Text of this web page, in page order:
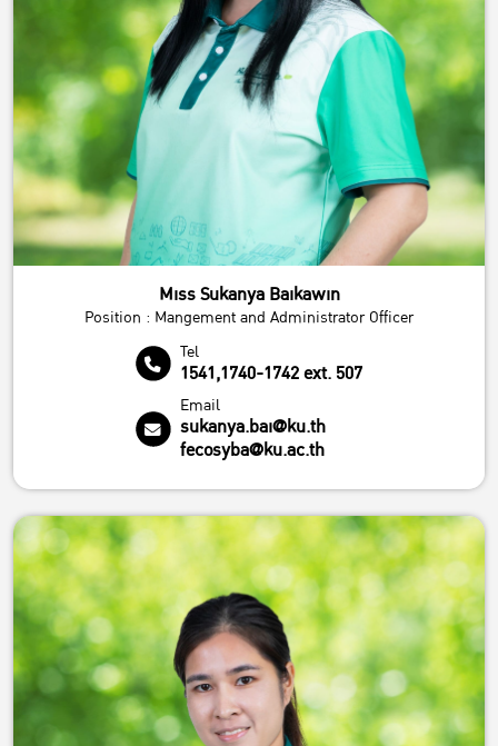
Miss Sukanya Baikawin
Position : Mangement and Administrator Officer
Tel
1541,1740-1742 ext. 507
Email
sukanya.bai@ku.th
fecosyba@ku.ac.th